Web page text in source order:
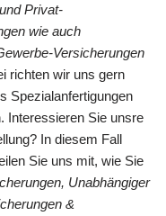
Privat-
wie auch
Versicherungen
richten wir uns gern
Spezialanfertigungen
Interessieren Sie unsre
In diesem Fall
Sie uns mit, wie Sie
Unabhängiger
&